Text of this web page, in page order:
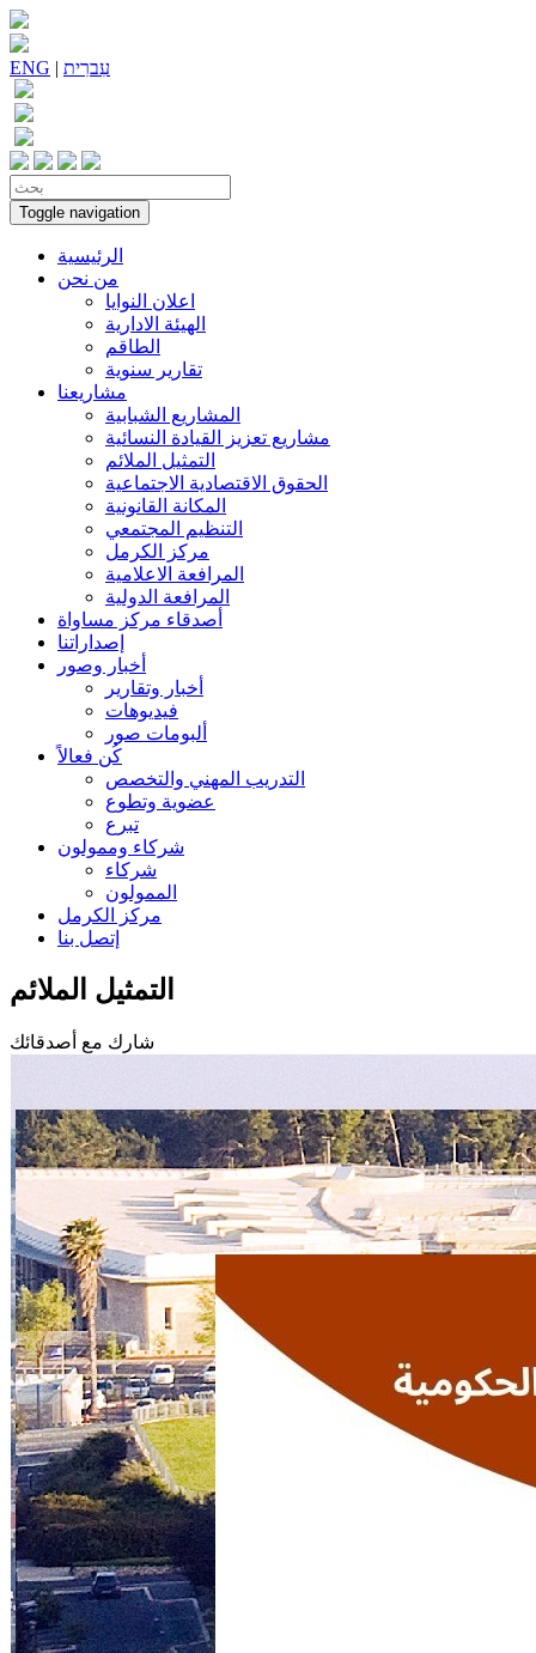
ENG | עִברִית
Toggle navigation
الرئيسية
من نحن
اعلان النوايا
الهيئة الادارية
الطاقم
تقارير سنوية
مشاريعنا
المشاريع الشبابية
مشاريع تعزيز القيادة النسائية
التمثيل الملائم
الحقوق الاقتصادية الاجتماعية
المكانة القانونية
التنظيم المجتمعي
مركز الكرمل
المرافعة الاعلامية
المرافعة الدولية
أصدقاء مركز مساواة
إصداراتنا
أخبار وصور
أخبار وتقارير
فيديوهات
ألبومات صور
كُن فعالاً
التدريب المهني والتخصص
عضوية وتطوع
تبرع
شركاء وممولون
شركاء
الممولون
مركز الكرمل
إتصل بنا
التمثيل الملائم
شارك مع أصدقائك